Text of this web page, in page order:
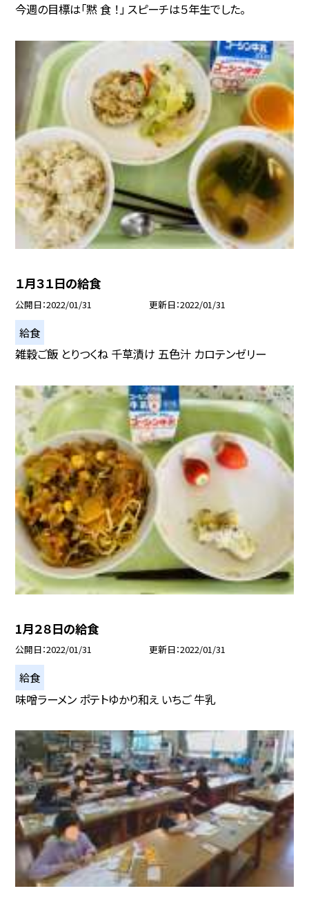
今週の目標は「黙 食 ！」 スピーチは５年生でした。
１月３１日の給食
公開日 2022/01/31 更新日 2022/01/31
給食
雑穀ご飯 とりつくね 千草漬け 五色汁 カロテンゼリー
1月２８日の給食
公開日 2022/01/31 更新日 2022/01/31
給食
味噌ラーメン ポテトゆかり和え いちご 牛乳